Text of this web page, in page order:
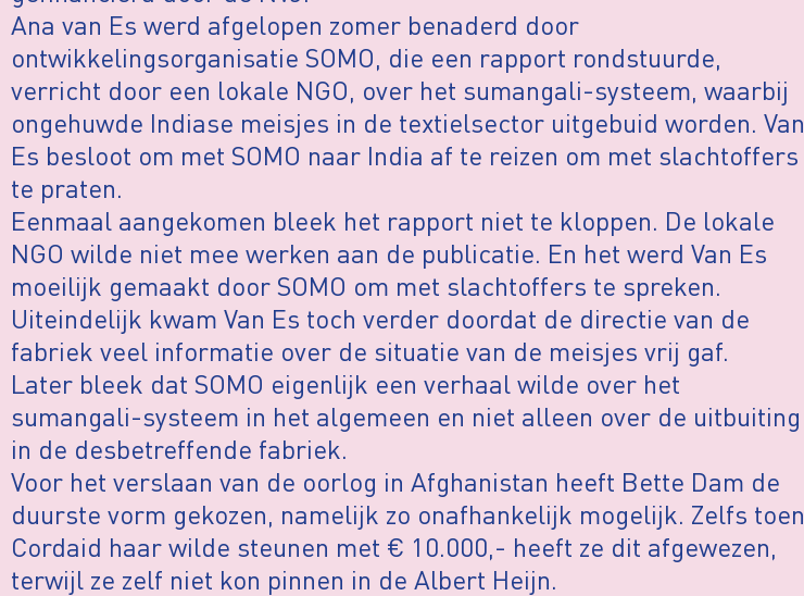
Ana van Es werd afgelopen zomer benaderd door
ontwikkelingsorganisatie SOMO, die een rapport rondstuurde,
verricht door een lokale NGO, over het sumangali-systeem, waarbij
ongehuwde Indiase meisjes in de textielsector uitgebuid worden. Van
Es besloot om met SOMO naar India af te reizen om met slachtoffers
te praten.
Eenmaal aangekomen bleek het rapport niet te kloppen. De lokale
NGO wilde niet mee werken aan de publicatie. En het werd Van Es
moeilijk gemaakt door SOMO om met slachtoffers te spreken.
Uiteindelijk kwam Van Es toch verder doordat de directie van de
fabriek veel informatie over de situatie van de meisjes vrij gaf.
Later bleek dat SOMO eigenlijk een verhaal wilde over het
sumangali-systeem in het algemeen en niet alleen over de uitbuiting
in de desbetreffende fabriek.
Voor het verslaan van de oorlog in Afghanistan heeft Bette Dam de
duurste vorm gekozen, namelijk zo onafhankelijk mogelijk. Zelfs toen
Cordaid haar wilde steunen met € 10.000,- heeft ze dit afgewezen,
terwijl ze zelf niet kon pinnen in de Albert Heijn.